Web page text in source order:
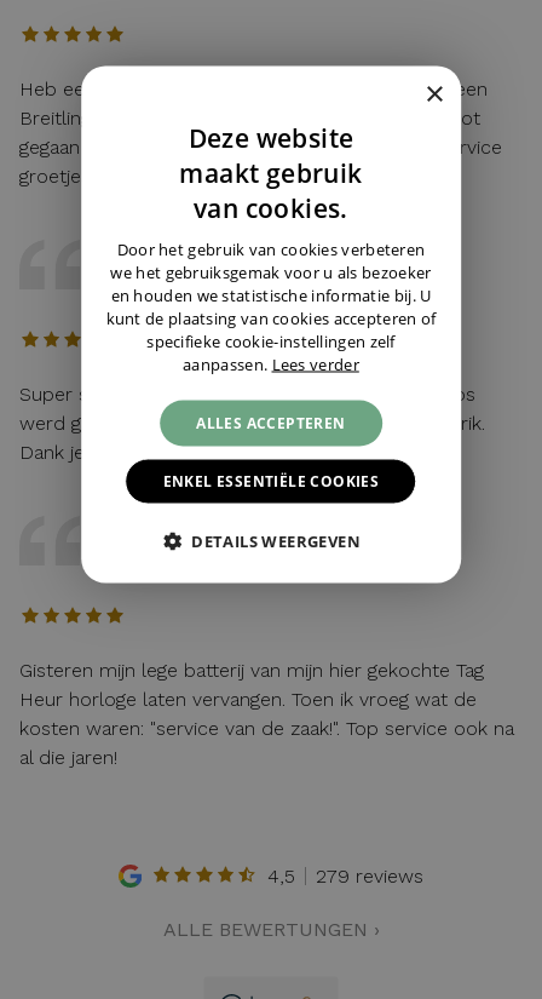
Heb eerst gebeld met Cindy voor wat uitleg van een
Breitling en alles vlot verlopen achteraf en zeer vlot
gegaan voor de levering Juwelier Burger is Top service
groetjes Kristof
BEERS
07 / 05 / 2026, Schagen, Nederland
Super service en blij verrast bij het uitpakken, doos
werd geleverd met cadeauverpakking en Rolex strik.
Dank je wel Britney!
DAVE
12 / 04 / 2026, Maastricht, Nederland
Gisteren mijn lege batterij van mijn hier gekochte Tag
Heur horloge laten vervangen. Toen ik vroeg wat de
kosten waren: "service van de zaak!". Top service ook na
al die jaren!
4,5 279 reviews
ALLE BEWERTUNGEN ›
GERMAN
×
Deze website
maakt gebruik
van cookies.
Door het gebruik van cookies verbeteren
we het gebruiksgemak voor u als bezoeker
en houden we statistische informatie bij. U
kunt de plaatsing van cookies accepteren of
specifieke cookie-instellingen zelf
aanpassen. Lees verder
ALLES ACCEPTEREN
ENKEL ESSENTIËLE COOKIES
DETAILS WEERGEVEN